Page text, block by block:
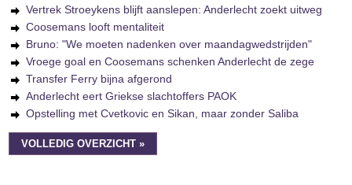
Vertrek Stroeykens blijft aanslepen: Anderlecht zoekt uitweg
Coosemans looft mentaliteit
Bruno: "We moeten nadenken over maandagwedstrijden"
Vroege goal en Coosemans schenken Anderlecht de zege
Transfer Ferry bijna afgerond
Anderlecht eert Griekse slachtoffers PAOK
Opstelling met Cvetkovic en Sikan, maar zonder Saliba
VOLLEDIG OVERZICHT »